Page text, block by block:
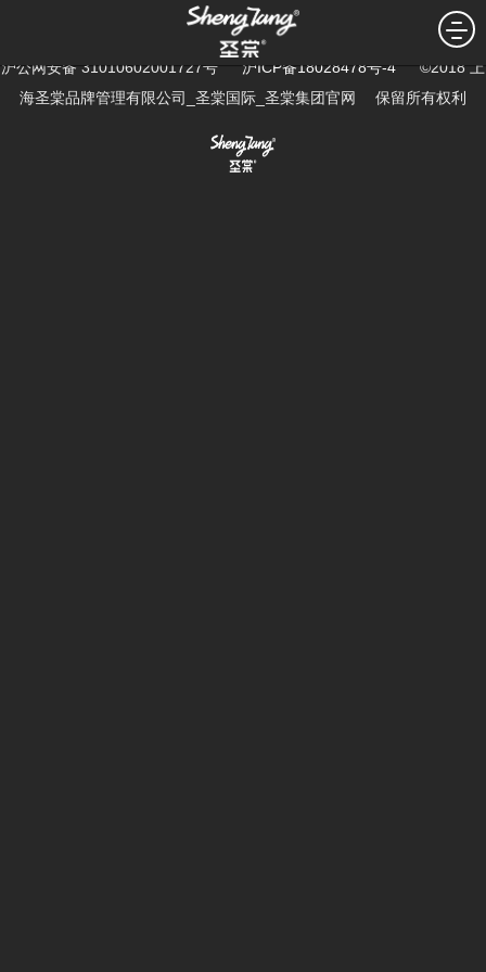
暂无新闻...
沪公网安备 31010602001727号 沪ICP备18028478号-4
©2018 上
海圣棠品牌管理有限公司_圣棠国际_圣棠集团官网 保留所有权利